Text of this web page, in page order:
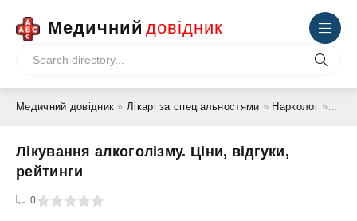
Медичний довідник
Медичний довідник »Лікарі за спеціальностями » Нарколог» Лікування алкоголізму. Ціни, відгуки, рейтинги
Лікування алкоголізму. Ціни, відгуки,
рейтинги
0
5